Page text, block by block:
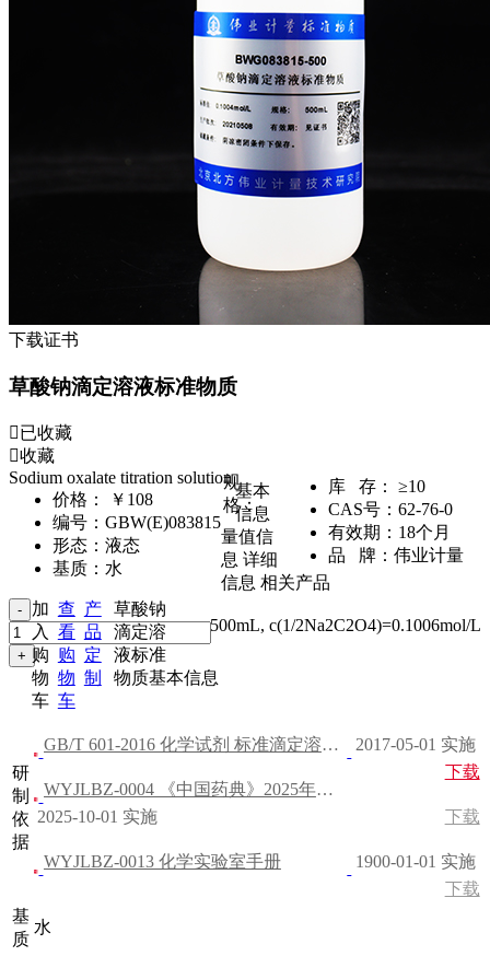
下载证书
草酸钠滴定溶液标准物质
已收藏
收藏
Sodium oxalate titration solution
价格：
￥108
编号： GBW(E)083815
形态： 液态
基质： 水
库 存：
≥10
CAS号： 62-76-0
有效期： 18个月
品 牌： 伟业计量
规
格：
500mL, c(1/2Na2C2O4)=0.1006mol/L
加
入
购
物
车
查
看
购
物
车
产
品
定
制
基本
信息
量值信
息 详细
信息 相关产品
草酸钠
滴定溶
液标准
物质基本信息
研
制
依
据
GB/T 601-2016 化学试剂 标准滴定溶液的制备
2017-05-01 实施
下载
WYJLBZ-0004 《中国药典》2025年版 四部
2025-10-01 实施
下载
WYJLBZ-0013 化学实验室手册
1900-01-01 实施
下载
基
质
水